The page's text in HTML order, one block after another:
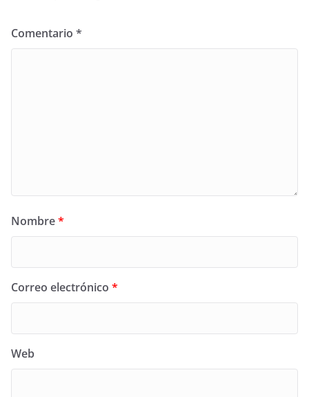
Comentario *
Nombre*
Correo electrónico *
Web